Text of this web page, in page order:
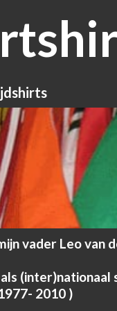
vader Leo van
2010 )